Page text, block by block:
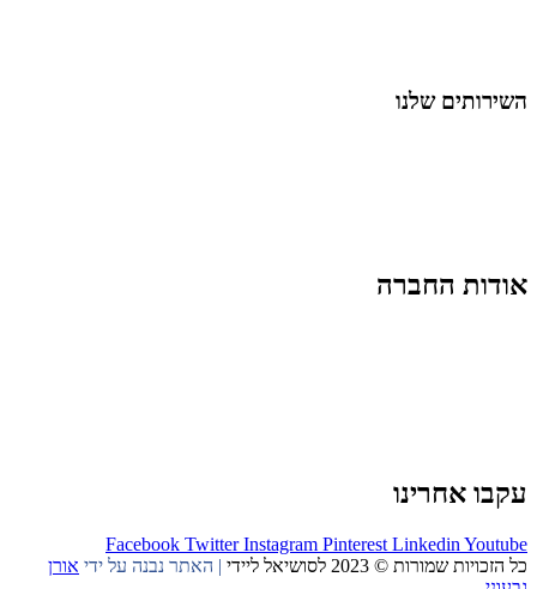
השירותים שלנו
אודות החברה
עקבו אחרינו
Facebook Twitter Instagram Pinterest Linkedin Youtube
כל הזכויות שמורות © 2023 לסושיאל ליידי
| האתר נבנה על ידי אורן